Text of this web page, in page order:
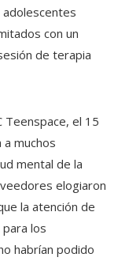
con un
de terapia
Teenspace, el 15
muchos
mental de la
elogiaron
la atención de
los
habrían podido